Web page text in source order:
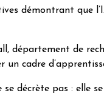
démontrant que
département de
un cadre
se décrète pas : elle